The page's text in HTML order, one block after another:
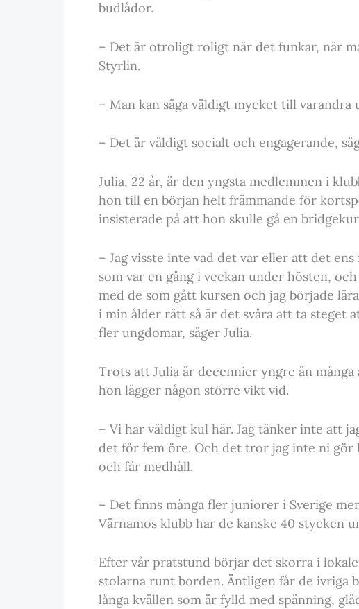
budlådor.
– Det är otroligt roligt när det funkar, när
Styrlin.
– Man kan säga väldigt mycket till varandra
– Det är väldigt socialt och engagerande,
Julia, 22 år, är den yngsta medlemmen i
hon till en början helt främmande för
insisterade på att hon skulle gå en
– Jag visste inte vad det var eller att det
som var en gång i veckan under hösten,
med de som gått kursen och jag började
i min ålder rätt så är det svåra att ta steget
fler ungdomar, säger Julia.
Trots att Julia är decennier yngre än
hon lägger någon större vikt vid.
– Vi har väldigt kul här. Jag tänker inte att
det för fem öre. Och det tror jag inte ni gör
och får medhåll.
– Det finns många fler juniorer i Sverige
Värnamos klubb har de kanske 40 stycken
Efter vår pratstund börjar det skorra i
stolarna runt borden. Äntligen får de ivriga
långa kvällen som är fylld med spänning,